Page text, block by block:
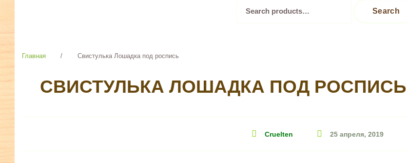
for:
Search
Главная / Свистулька Лошадка под роспись
СВИСТУЛЬКА ЛОШАДКА ПОД РОСПИСЬ
Cruelten 25 апреля, 2019